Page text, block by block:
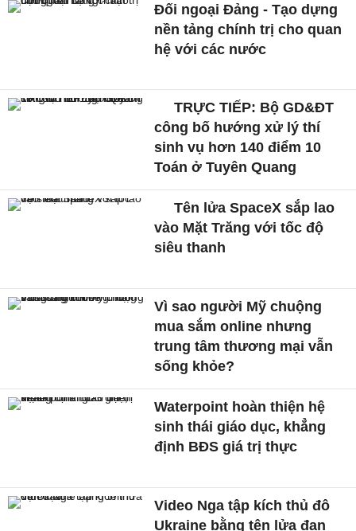
Đối ngoại Đảng - Tạo dựng
nền tảng chính trị cho quan
hệ với các nước
TRỰC TIẾP: Bộ GD&ĐT
công bố hướng xử lý thí
sinh vụ hơn 140 điểm 10
Toán ở Tuyên Quang
Tên lửa SpaceX sắp lao
vào Mặt Trăng với tốc độ
siêu thanh
Vì sao người Mỹ chuộng
mua sắm online nhưng
trung tâm thương mại vẫn
sống khỏe?
Waterpoint hoàn thiện hệ
sinh thái giáo dục, khẳng
định BĐS giá trị thực
Video Nga tập kích thủ đô
Ukraine bằng tên lửa đạn